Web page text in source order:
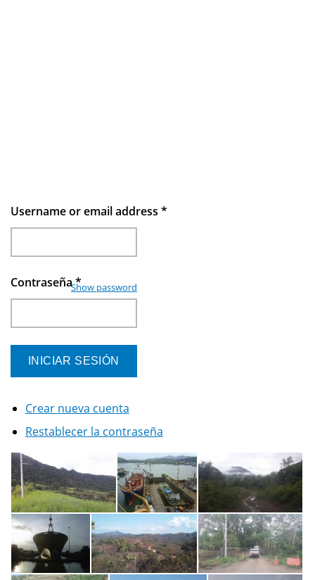
Username or email address *
Contraseña*
Show password
Crear nueva cuenta
Restablecer la contraseña